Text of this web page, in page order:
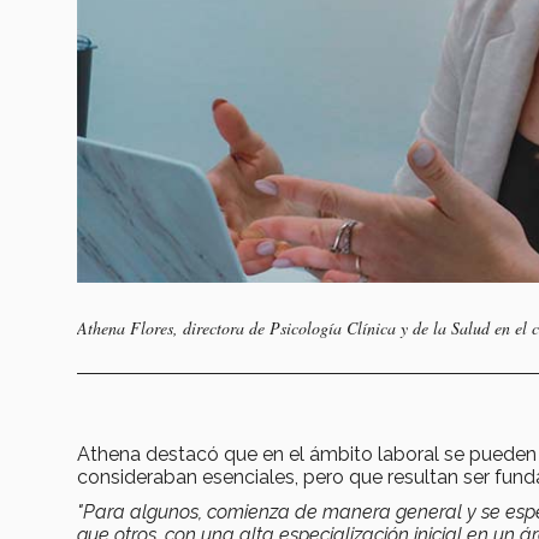
Athena Flores, directora de Psicología Clínica y de la Salud en el
Athena destacó que en el ámbito laboral se
consideraban esenciales, pero que resultan ser
"Para algunos, comienza de manera general y se